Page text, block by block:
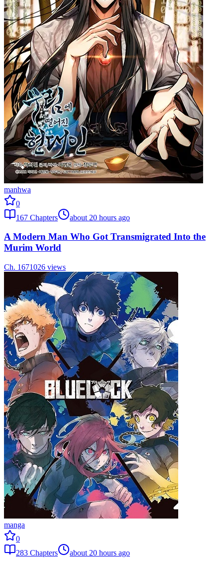
manhwa
0
167 Chapters about 20 hours ago
A Modern Man Who Got Transmigrated Into the
Murim World
Ch. 1671026 views
manga
0
283 Chapters about 20 hours ago